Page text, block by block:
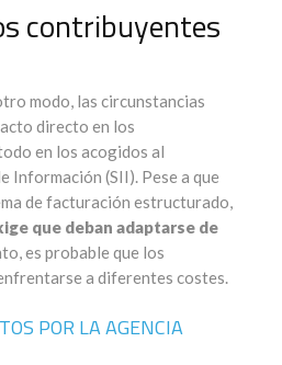
contribuyentes
modo, las circunstancias
directo en los
en los acogidos al
Información (SII). Pese a que
de facturación estructurado,
que deban adaptarse de
es probable que los
a diferentes costes.
POR LA AGENCIA